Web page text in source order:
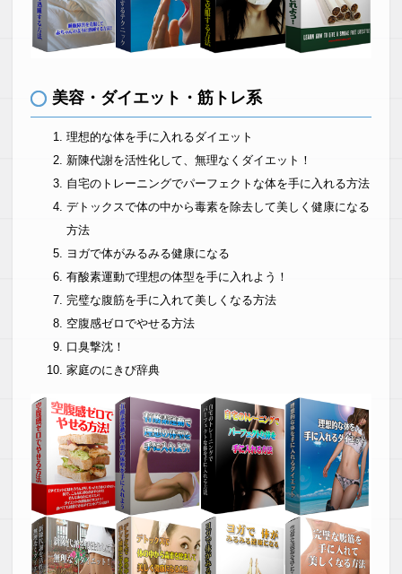
美容・ダイエット・筋トレ系
理想的な体を手に入れるダイエット
新陳代謝を活性化して、無理なくダイエット！
自宅のトレーニングでパーフェクトな体を手に入れる方法
デトックスで体の中から毒素を除去して美しく健康になる
方法
ヨガで体がみるみる健康になる
有酸素運動で理想の体型を手に入れよう！
完璧な腹筋を手に入れて美しくなる方法
空腹感ゼロでやせる方法
口臭撃沈！
家庭のにきび辞典